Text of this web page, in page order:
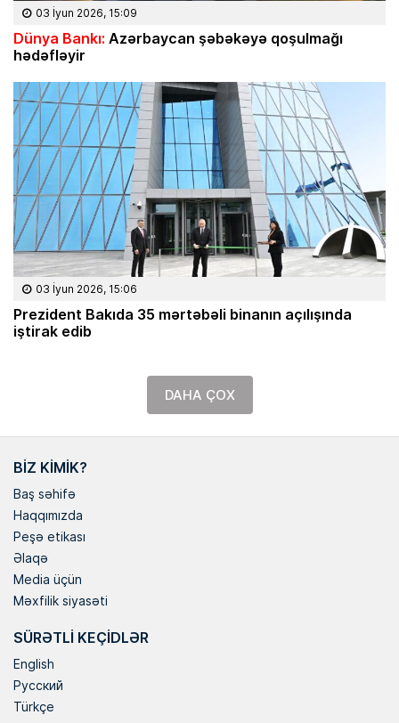
03 İyun 2026, 15:09
Dünya Bankı: Azərbaycan şəbəkəyə qoşulmağı
hədəfləyir
03 İyun 2026, 15:06
Prezident Bakıda 35 mərtəbəli binanın açılışında
iştirak edib
DAHA ÇOX
BIZ KIMIK?
Baş səhifə
Haqqımızda
Peşə etikası
Əlaqə
Media üçün
Məxfilik siyasəti
SÜRƏTLI KEÇIDLƏR
English
Русский
Türkçe